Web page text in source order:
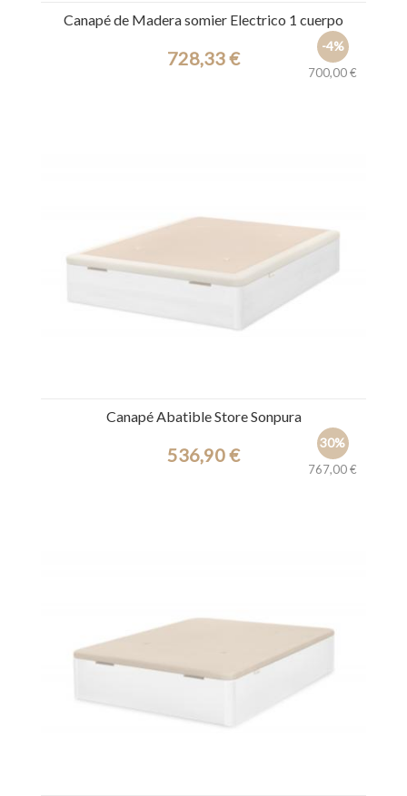
Canapé de Madera somier Electrico 1 cuerpo
-4%
700,00 €
728,33 €
Canapé Abatible Store Sonpura
30%
767,00 €
536,90 €